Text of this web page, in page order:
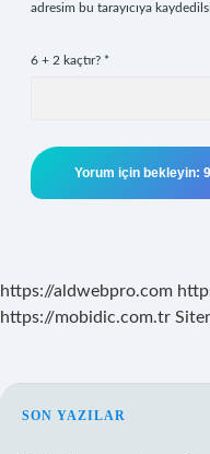
adresim bu tarayıcıya
6 + 2 kaçtır? *
https://aldwebpro.com
https://mobidic.com.tr
SIDEBAR
SON YAZILAR